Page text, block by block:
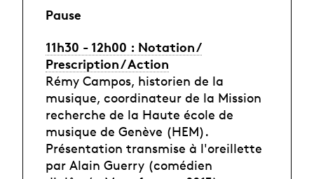
Pause
11h30 - 12h00 : Notation /
Prescription / Action
Rémy Campos, historien de la
musique, coordinateur de la Mission
recherche de la Haute école de
musique de Genève (HEM).
Présentation transmise à l'oreillette
par Alain Guerry (comédien